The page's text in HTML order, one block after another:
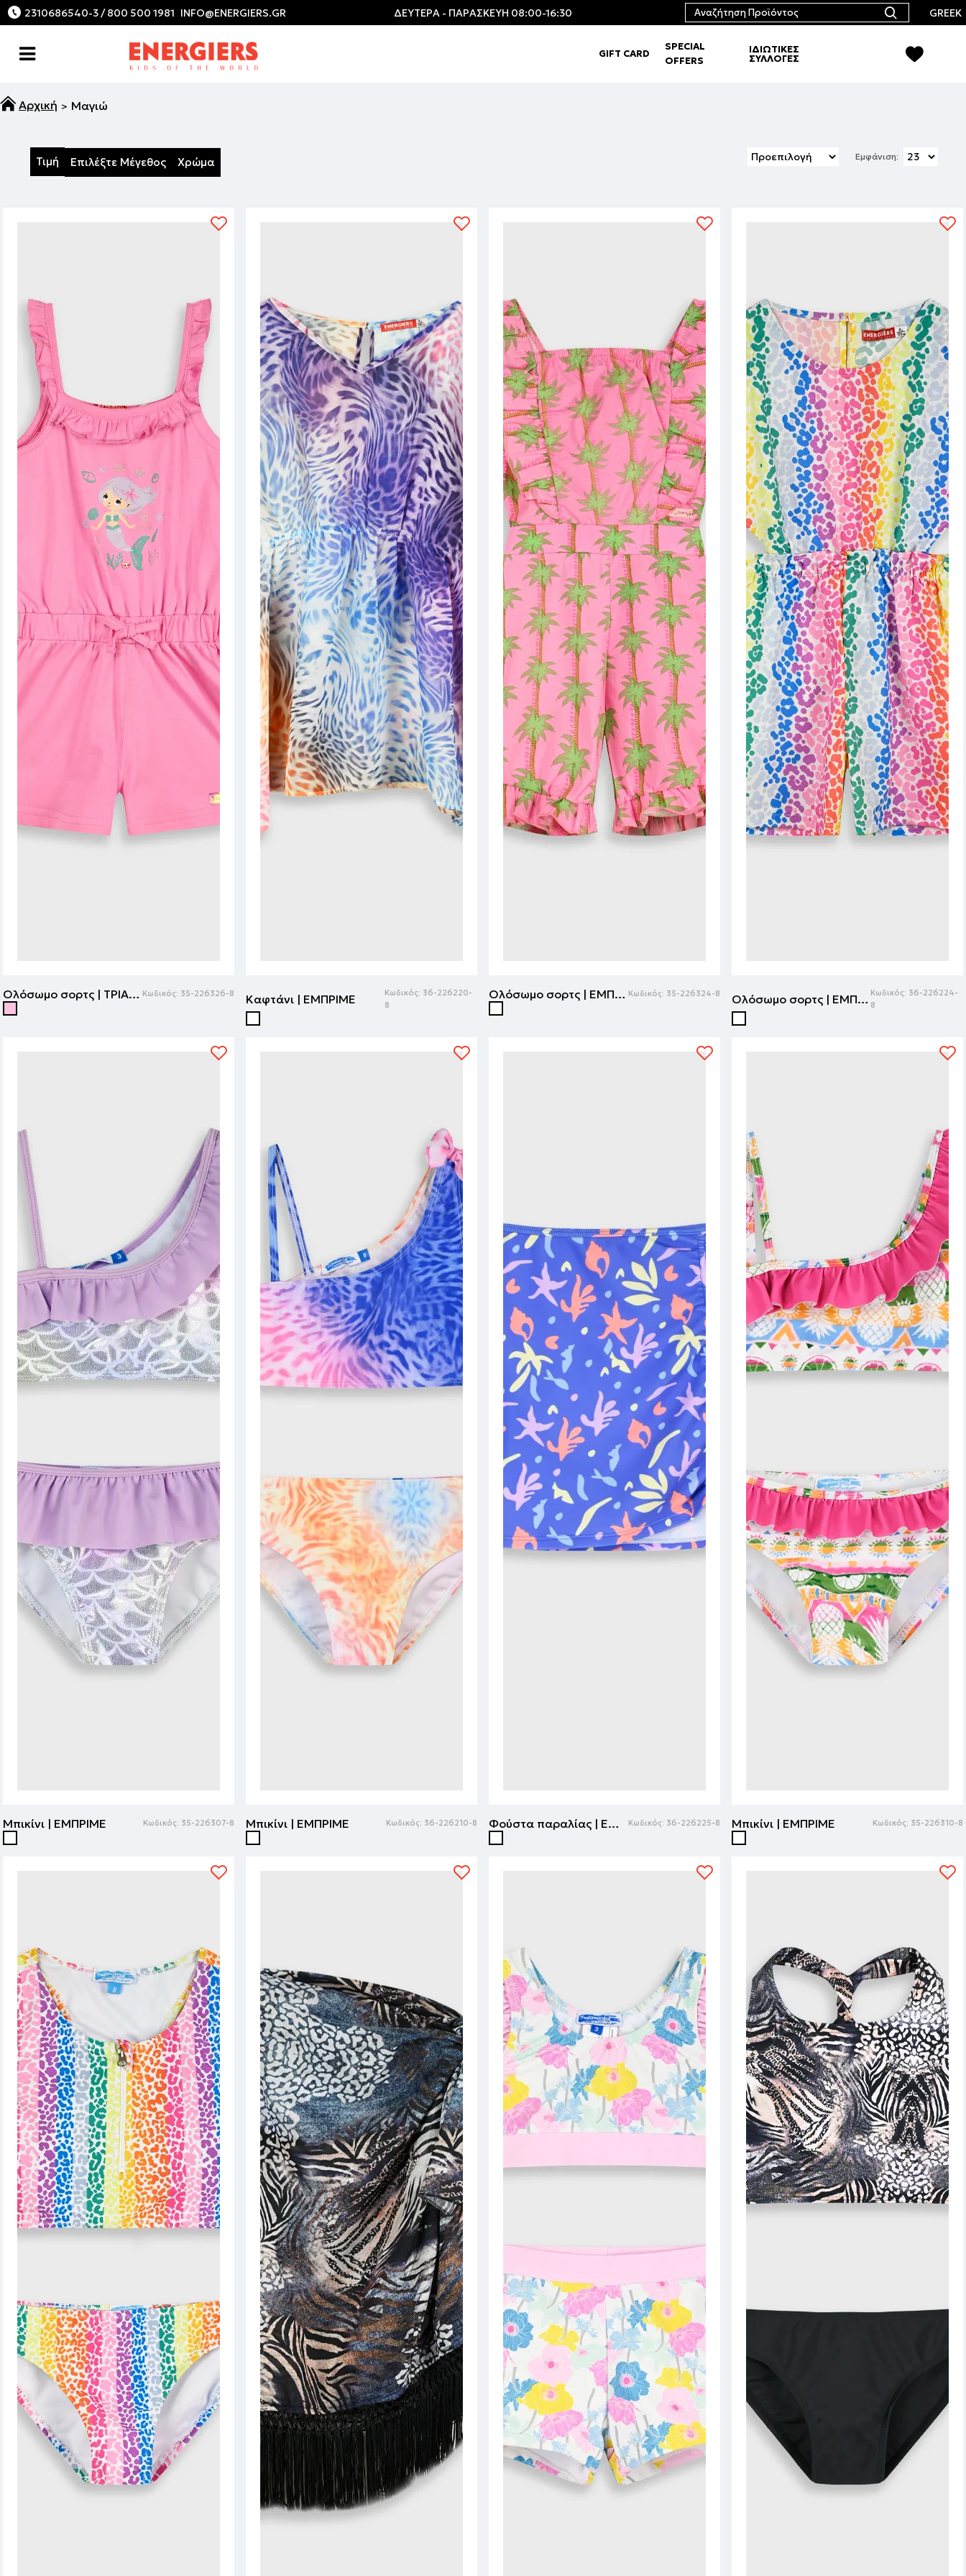
2310686540-3 / 800 500 1981 ΔΕΥΤΕΡΑ - ΠΑΡΑΣΚΕΥΗ 08:00-16:30 GREEK
GIFT CARD
SPECIAL
OFFERS
ΙΔΙΩΤΙΚΕΣ
ΣΥΛΛΟΓΕΣ
Μαγιώ
Τιμή Επιλέξτε Μέγεθος Χρώμα Εμφάνιση:
Ολόσωμο σορτς | ΤΡΙΑΝΤΑΦΥΛΛΙ Κωδικός: 35-226326-8 Καφτάνι | ΕΜΠΡΙΜΕ Κωδικός: 36-226220-
8
Ολόσωμο σορτς | ΕΜΠΡΙΜΕ Κωδικός: 35-226324-8 Ολόσωμο σορτς | ΕΜΠΡΙΜΕ Κωδικός: 36-226224-
8
Μπικίνι | ΕΜΠΡΙΜΕ Κωδικός: 35-226307-8 Μπικίνι | ΕΜΠΡΙΜΕ Κωδικός: 36-226210-8 Φούστα παραλίας | ΕΜΠΡΙΜΕ Κωδικός: 36-226225-8 Μπικίνι | ΕΜΠΡΙΜΕ Κωδικός: 35-226310-8